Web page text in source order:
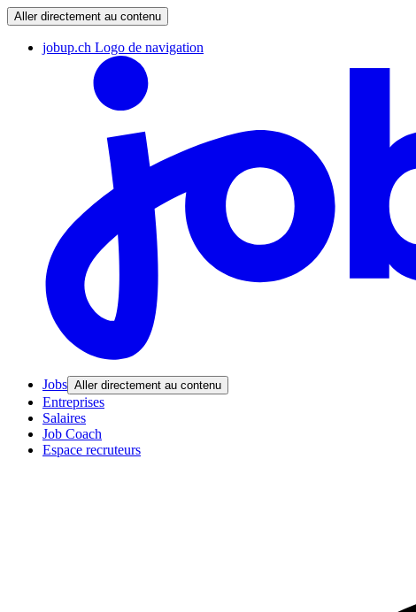
Aller directement au contenu
jobup.ch Logo de navigation
Jobs Aller directement au contenu
Entreprises
Salaires
Job Coach
Espace recruteurs